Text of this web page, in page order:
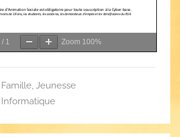
/ 1 Zoom 100%
Famille, Jeunesse
Informatique